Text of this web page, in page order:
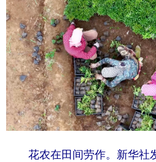
花农在田间劳作。新华社